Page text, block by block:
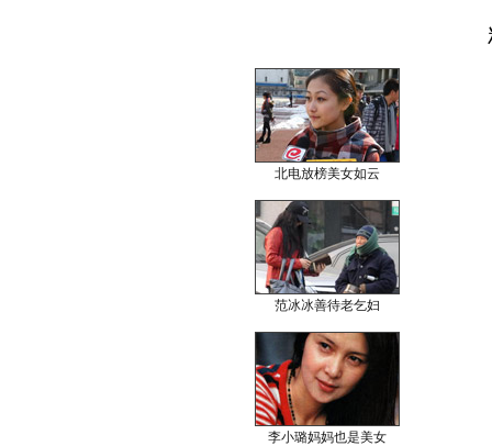
北电放榜美女如云
范冰冰善待老乞妇
李小璐妈妈也是美女